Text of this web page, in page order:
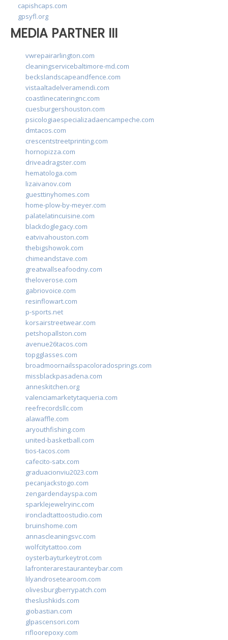
capishcaps.com
gpsyfl.org
MEDIA PARTNER III
vwrepairarlington.com
cleaningservicebaltimore-md.com
beckslandscapeandfence.com
vistaaltadelveramendi.com
coastlinecateringnc.com
cuesburgershouston.com
psicologiaespecializadaencampeche.com
dmtacos.com
crescentstreetprinting.com
hornopizza.com
driveadragster.com
hematologa.com
lizaivanov.com
guesttinyhomes.com
home-plow-by-meyer.com
palatelatincuisine.com
blackdoglegacy.com
eatvivahouston.com
thebigshowok.com
chimeandstave.com
greatwallseafoodny.com
theloverose.com
gabriovoice.com
resinflowart.com
p-sports.net
korsairstreetwear.com
petshopallston.com
avenue26tacos.com
topgglasses.com
broadmoornailsspacoloradosprings.com
missblackpasadena.com
anneskitchen.org
valenciamarketytaqueria.com
reefrecordsllc.com
alawaffle.com
aryouthfishing.com
united-basketball.com
tios-tacos.com
cafecito-satx.com
graduacionviu2023.com
pecanjackstogo.com
zengardendayspa.com
sparklejewelryinc.com
ironcladtattoostudio.com
bruinshome.com
annascleaningsvc.com
wolfcitytattoo.com
oysterbayturkeytrot.com
lafronterarestauranteybar.com
lilyandrosetearoom.com
olivesburgberrypatch.com
theslushkids.com
giobastian.com
glpascensori.com
rifloorepoxy.com